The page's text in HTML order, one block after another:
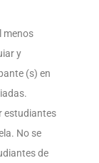
menos
y
(s) en
estudiantes
No se
de